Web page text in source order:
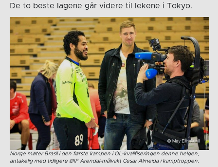
De to beste lagene går videre til lekene i Tokyo.
Norge møter Brasil i den første kampen i OL-kvalifiseringen denne helgen,
antakelig med tidligere ØIF Arendal-målvakt Cesar Almeida i kamptroppen.